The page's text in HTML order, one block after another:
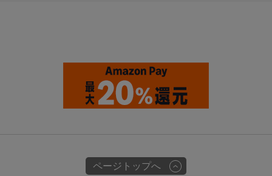
ページトップへ